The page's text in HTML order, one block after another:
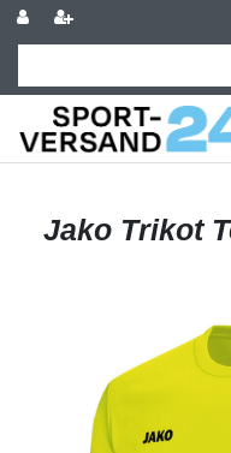
Jako Trikot